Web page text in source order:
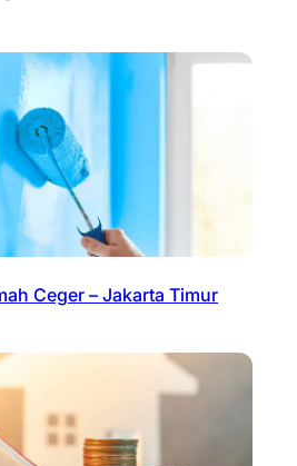
Ceger – Jakarta Timur